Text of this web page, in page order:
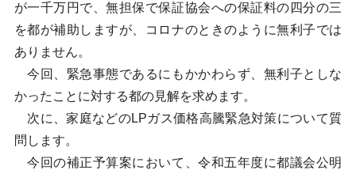
が一千万円で、無担保で保証協会への保証料の四分の三
を都が補助しますが、コロナのときのように無利子では
ありません。
今回、緊急事態であるにもかかわらず、無利子としな
かったことに対する都の見解を求めます。
次に、家庭などのLPガス価格高騰緊急対策について質
問します。
今回の補正予算案において、令和五年度に都議会公明